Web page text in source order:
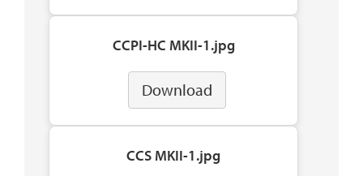
CCPI-HC MKII-1.jpg
Download
CCS MKII-1.jpg